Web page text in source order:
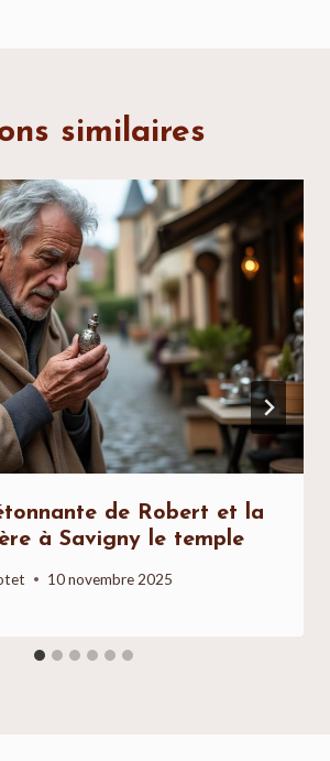
similaires
de Robert et la
à Savigny le temple
10 novembre 2025